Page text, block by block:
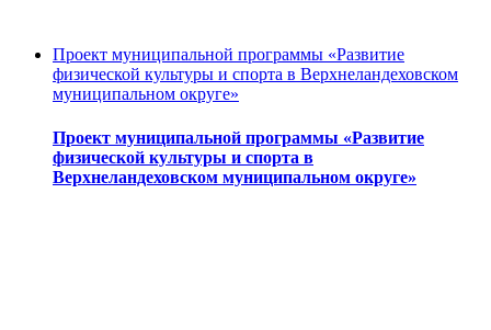
Проект муниципальной программы «Развитие
физической культуры и спорта в Верхнеландеховском
муниципальном округе»
Проект муниципальной программы «Развитие
физической культуры и спорта в
Верхнеландеховском муниципальном округе»